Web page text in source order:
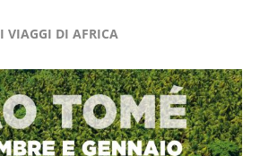
I VIAGGI DI AFRICA